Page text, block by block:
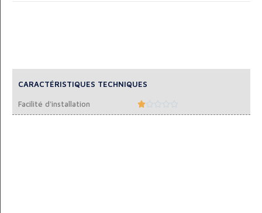
CARACTÉRISTIQUES TECHNIQUES
Facilité d'installation 